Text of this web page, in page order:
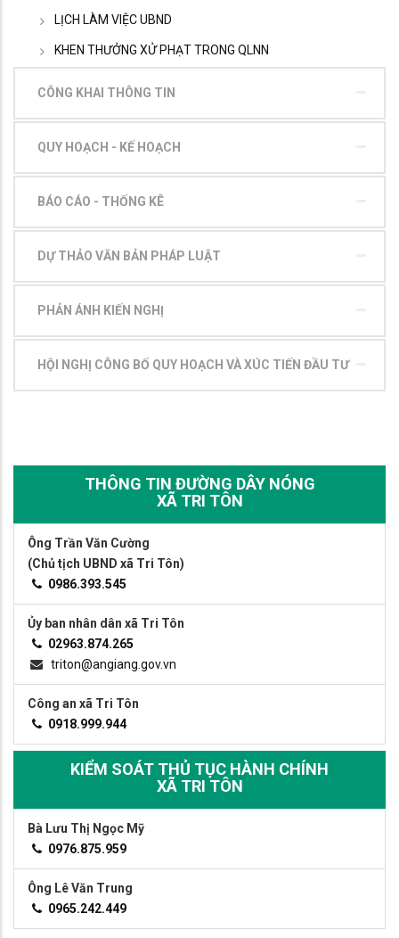
LỊCH LÀM VIỆC UBND
KHEN THƯỞNG XỬ PHẠT TRONG QLNN
CÔNG KHAI THÔNG TIN
QUY HOẠCH - KẾ HOẠCH
BÁO CÁO - THỐNG KÊ
DỰ THẢO VĂN BẢN PHÁP LUẬT
PHẢN ÁNH KIẾN NGHỊ
HỘI NGHỊ CÔNG BỐ QUY HOẠCH VÀ XÚC TIẾN ĐẦU TƯ
THÔNG TIN ĐƯỜNG DÂY NÓNG
XÃ TRI TÔN
Ông Trần Văn Cường
(Chủ tịch UBND xã Tri Tôn)
0986.393.545
Ủy ban nhân dân xã Tri Tôn
02963.874.265
triton@angiang.gov.vn
Công an xã Tri Tôn
0918.999.944
KIỂM SOÁT THỦ TỤC HÀNH CHÍNH
XÃ TRI TÔN
Bà Lưu Thị Ngọc Mỹ
0976.875.959
Ông Lê Văn Trung
0965.242.449